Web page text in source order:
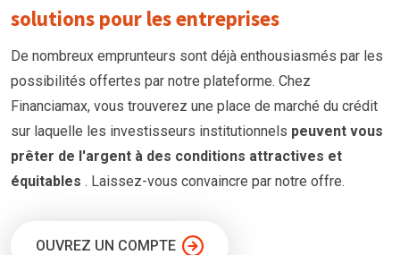
solutions pour les entreprises
De nombreux emprunteurs sont déjà enthousiasmés par les
possibilités offertes par notre plateforme. Chez
Financiamax, vous trouverez une place de marché du crédit
sur laquelle les investisseurs institutionnels peuvent vous
prêter de l'argent à des conditions attractives et
équitables . Laissez-vous convaincre par notre offre.
OUVREZ UN COMPTE